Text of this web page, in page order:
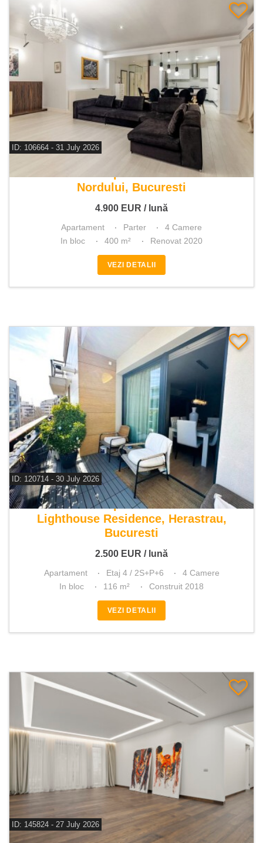
ID: 106664 - 31 July 2026
De inchiriat apartament 4 camere
Nordului, Bucuresti
4.900 EUR / lună
Apartament Parter
4 Camere
In bloc
400 m² Renovat 2020
VEZI DETALII
ID: 120714 - 30 July 2026
De inchiriat apartament 4 camere
Lighthouse Residence, Herastrau,
Bucuresti
2.500 EUR / lună
Apartament Etaj 4 / 2S+P+6
4 Camere
In bloc
116 m² Construit 2018
VEZI DETALII
ID: 145824 - 27 July 2026